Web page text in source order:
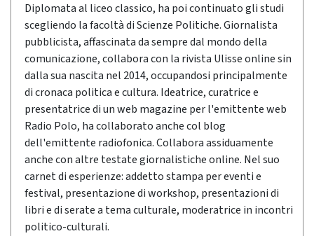
Diplomata al liceo classico, ha poi continuato gli studi
scegliendo la facoltà di Scienze Politiche. Giornalista
pubblicista, affascinata da sempre dal mondo della
comunicazione, collabora con la rivista Ulisse online sin
dalla sua nascita nel 2014, occupandosi principalmente
di cronaca politica e cultura. Ideatrice, curatrice e
presentatrice di un web magazine per l'emittente web
Radio Polo, ha collaborato anche col blog
dell'emittente radiofonica. Collabora assiduamente
anche con altre testate giornalistiche online. Nel suo
carnet di esperienze: addetto stampa per eventi e
festival, presentazione di workshop, presentazioni di
libri e di serate a tema culturale, moderatrice in incontri
politico-culturali.